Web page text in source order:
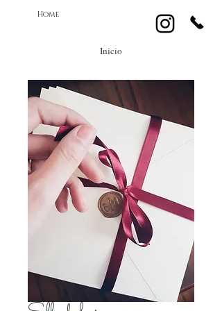
Home
Inicio